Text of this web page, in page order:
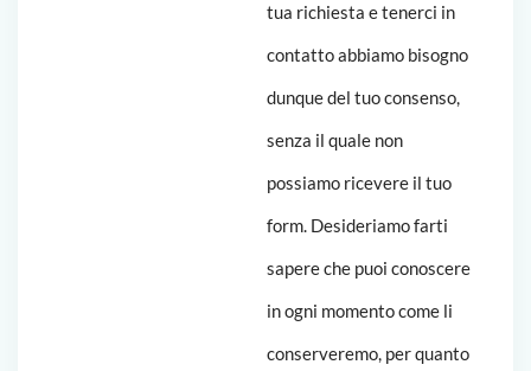
tua richiesta e tenerci in
contatto abbiamo bisogno
dunque del tuo consenso,
senza il quale non
possiamo ricevere il tuo
form. Desideriamo farti
sapere che puoi conoscere
in ogni momento come li
conserveremo, per quanto